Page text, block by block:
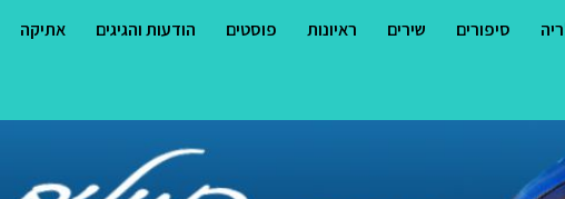
סיפורים שירים ראיונות פוסטים הודעות והגיגים אתיקה